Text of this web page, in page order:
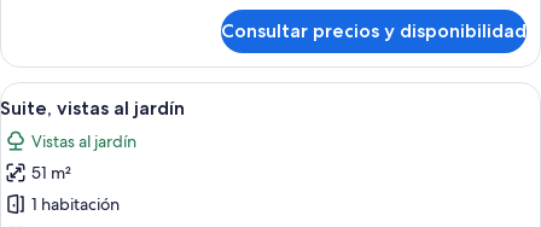
triple
superior,
terraza,
vistas
al
jardín
Consultar precios y disponibilidad
Abrir
todas
las
fotos
de
Un dormitorio moderno con una
6
Suite, vistas al jardín
Vistas al jardín
51 m²
1 habitación